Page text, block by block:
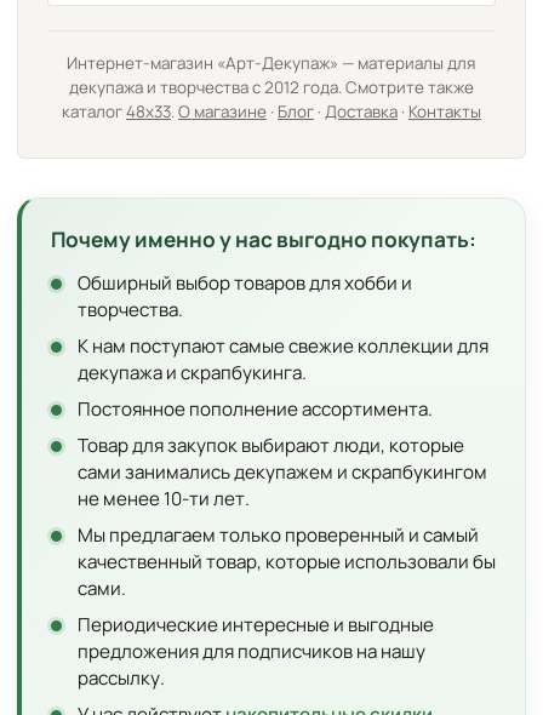
Интернет-магазин «Арт-Декупаж» — материалы для
декупажа и творчества с 2012 года. Смотрите также
каталог48х33. О магазине· Блог· Доставка· Контакты
Почему именно у нас выгодно покупать:
Обширный выбор товаров для хобби и
творчества.
К нам поступают самые свежие коллекции для
декупажа и скрапбукинга.
Постоянное пополнение ассортимента.
Товар для закупок выбирают люди, которые
сами занимались декупажем и скрапбукингом
не менее 10-ти лет.
Мы предлагаем только проверенный и самый
качественный товар, которые использовали бы
сами.
Периодические интересные и выгодные
предложения для подписчиков на нашу
рассылку.